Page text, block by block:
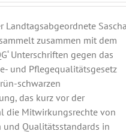
Landtagsabgeordnete Sascha
zusammen mit dem
Unterschriften gegen das
und Pflegequalitätsgesetz
schwarzen
das kurz vor der
die Mitwirkungsrechte von
und Qualitätsstandards in